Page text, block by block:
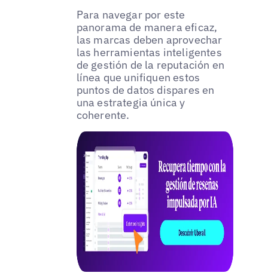
Para navegar por este
panorama de manera eficaz,
las marcas deben aprovechar
las herramientas inteligentes
de gestión de la reputación en
línea que unifiquen estos
puntos de datos dispares en
una estrategia única y
coherente.